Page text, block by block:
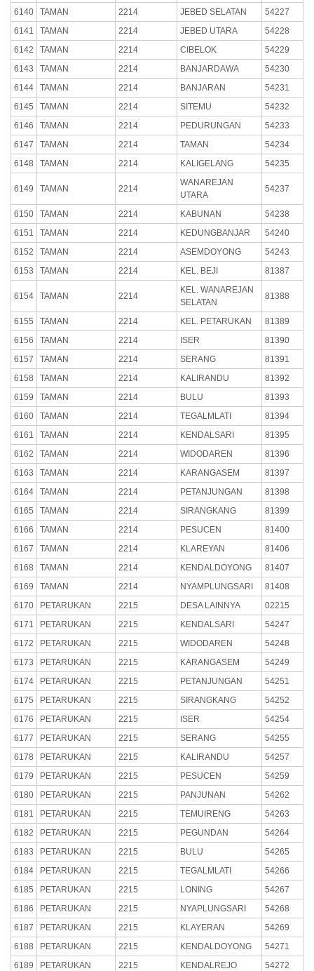
6140 TAMAN 2214 JEBED SELATAN
54227
6141
TAMAN 2214 JEBED UTARA
54228
6142
TAMAN 2214 CIBELOK
54229
6143
TAMAN 2214 BANJARDAWA
54230
6144
TAMAN 2214 BANJARAN
54231
6145
TAMAN 2214 SITEMU
54232
6146
TAMAN 2214 PEDURUNGAN
54233
6147
TAMAN 2214 TAMAN
54234
6148
TAMAN 2214 KALIGELANG 54235
6149 TAMAN 2214
WANAREJAN
UTARA
54237
6150 TAMAN 2214 KABUNAN
54238
6151
TAMAN 2214 KEDUNGBANJAR
54240
6152
TAMAN 2214 ASEMDOYONG
54243
6153
TAMAN 2214 KEL. BEJI 81387
6154 TAMAN 2214
KEL. WANAREJAN
SELATAN
81388
6155 TAMAN 2214 KEL. PETARUKAN
81389
6156
TAMAN 2214 ISER
81390
6157
TAMAN 2214 SERANG
81391
6158
TAMAN 2214 KALIRANDU
81392
6159
TAMAN 2214 BULU
81393
6160
TAMAN 2214 TEGALMLATI
81394
6161
TAMAN 2214 KENDALSARI
81395
6162
TAMAN 2214 WIDODAREN
81396
6163
TAMAN 2214 KARANGASEM
81397
6164
TAMAN 2214 PETANJUNGAN
81398
6165
TAMAN 2214 SIRANGKANG
81399
6166
TAMAN 2214 PESUCEN
81400
6167
TAMAN 2214 KLAREYAN
81406
6168
TAMAN 2214 KENDALDOYONG
81407
6169
TAMAN 2214 NYAMPLUNGSARI
81408
6170
PETARUKAN 2215 DESA LAINNYA
02215
6171
PETARUKAN 2215 KENDALSARI
54247
6172
PETARUKAN 2215 WIDODAREN
54248
6173
PETARUKAN 2215 KARANGASEM
54249
6174
PETARUKAN 2215 PETANJUNGAN
54251
6175
PETARUKAN 2215 SIRANGKANG
54252
6176
PETARUKAN 2215 ISER
54254
6177
PETARUKAN 2215 SERANG
54255
6178
PETARUKAN 2215 KALIRANDU
54257
6179
PETARUKAN 2215 PESUCEN
54259
6180
PETARUKAN 2215 PANJUNAN
54262
6181
PETARUKAN 2215 TEMUIRENG
54263
6182
PETARUKAN 2215 PEGUNDAN
54264
6183
PETARUKAN 2215 BULU
54265
6184
PETARUKAN 2215 TEGALMLATI
54266
6185
PETARUKAN 2215 LONING
54267
6186
PETARUKAN 2215 NYAPLUNGSARI
54268
6187
PETARUKAN 2215 KLAYERAN
54269
6188
PETARUKAN 2215 KENDALDOYONG
54271
6189
PETARUKAN 2215 KENDALREJO
54272